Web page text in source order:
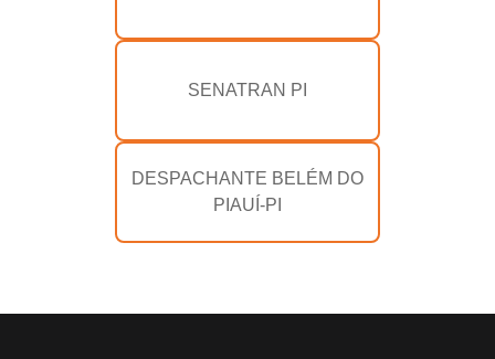
SENATRAN PI
DESPACHANTE BELÉM DO
PIAUÍ-PI